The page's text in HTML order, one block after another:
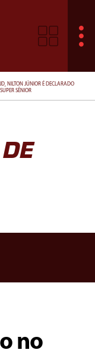
NILTON JÚNIOR É DECLARADO
SÊNIOR
no